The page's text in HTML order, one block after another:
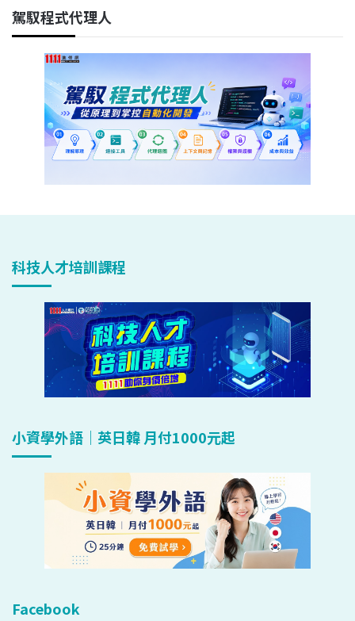
駕馭程式代理人
科技人才培訓課程
小資學外語｜英日韓 月付1000元起
Facebook